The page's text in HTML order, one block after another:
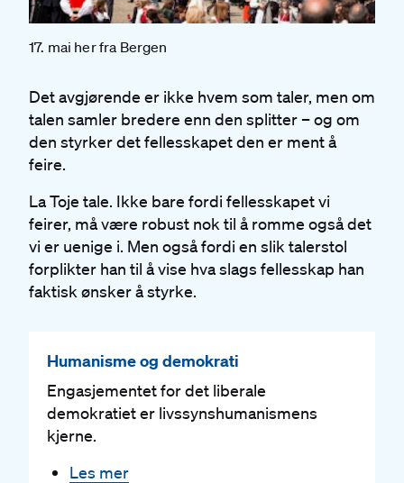
17. mai her fra Bergen
Det avgjørende er ikke hvem som taler, men om
talen samler bredere enn den splitter – og om
den styrker det fellesskapet den er ment å
feire.
La Toje tale. Ikke bare fordi fellesskapet vi
feirer, må være robust nok til å romme også det
vi er uenige i. Men også fordi en slik talerstol
forplikter han til å vise hva slags fellesskap han
faktisk ønsker å styrke.
Humanisme og demokrati
Engasjementet for det liberale
demokratiet er livssynshumanismens
kjerne.
Les mer